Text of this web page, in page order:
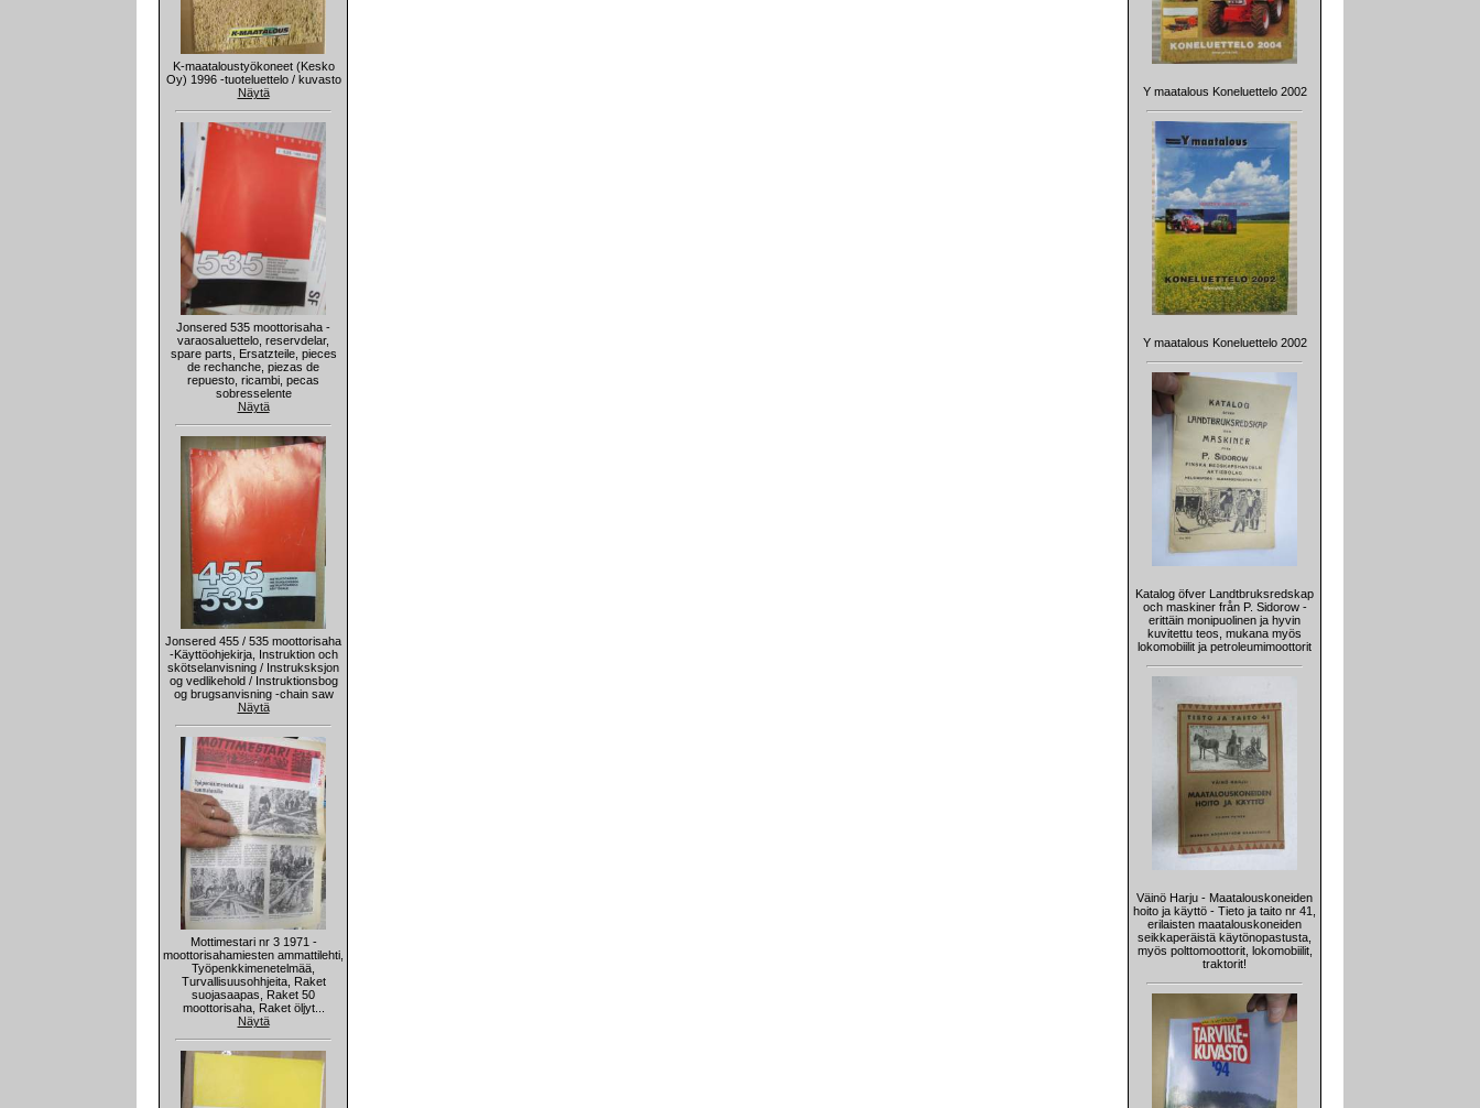
K-maataloustyökoneet (Kesko
Oy) 1996 -tuoteluettelo / kuvasto
Näytä
Jonsered 535 moottorisaha -
varaosaluettelo, reservdelar,
spare parts, Ersatzteile, pieces
de rechanche, piezas de
repuesto, ricambi, pecas
sobresselente
Näytä
Jonsered 455 / 535 moottorisaha
-Käyttöohjekirja, Instruktion och
skötselanvisning / Instruksksjon
og vedlikehold / Instruktionsbog
og brugsanvisning -chain saw
Näytä
Mottimestari nr 3 1971 -
moottorisahamiesten ammattilehti,
Työpenkkimenetelmää,
Turvallisuusohhjeita, Raket
suojasaapas, Raket 50
moottorisaha, Raket öljyt...
Näytä
Y maatalous Koneluettelo 2002
Y maatalous Koneluettelo 2002
Katalog öfver Landtbruksredskap
och maskiner från P. Sidorow -
erittäin monipuolinen ja hyvin
kuvitettu teos, mukana myös
lokomobiilit ja petroleumimoottorit
Väinö Harju - Maatalouskoneiden
hoito ja käyttö - Tieto ja taito nr 41,
erilaisten maatalouskoneiden
seikkaperäistä käytönopastusta,
myös polttomoottorit, lokomobiilit,
traktorit!